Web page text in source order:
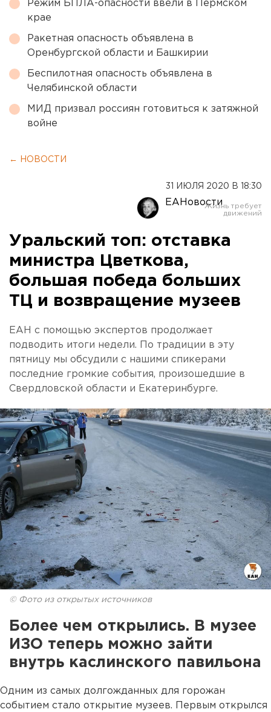
Режим БПЛА-опасности ввели в Пермском
крае
Ракетная опасность объявлена в
Оренбургской области и Башкирии
Беспилотная опасность объявлена в
Челябинской области
МИД призвал россиян готовиться к затяжной
войне
← НОВОСТИ
31 ИЮЛЯ 2020 В 18:30
ЕАНовости
Уральский топ: отставка
министра Цветкова,
большая победа больших
ТЦ и возвращение музеев
ЕАН с помощью экспертов продолжает
подводить итоги недели. По традиции в эту
пятницу мы обсудили с нашими спикерами
последние громкие события, произошедшие в
Свердловской области и Екатеринбурге.
© Фото из открытых источников
Более чем открылись. В музее
ИЗО теперь можно зайти
внутрь каслинского павильона
Одним из самых долгожданных для горожан
событием стало открытие музеев. Первым открылся